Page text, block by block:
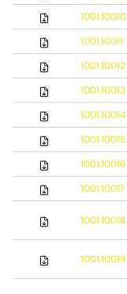
1001.10010
1001.10011
1001.10012
1001.10013
1001.10014
1001.10015
1001.10016
1001.10017
1001.10018
1001.10019